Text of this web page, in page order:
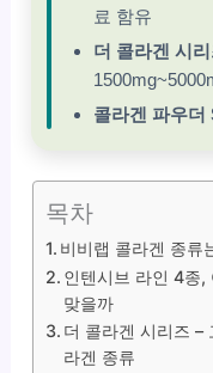
료 함유
더 콜라겐 시
콜라겐 파우더
목차
비비랩 콜라겐 종류
인텐시브 라인 4종,
맞을까
더 콜라겐 시리즈 –
라겐 종류